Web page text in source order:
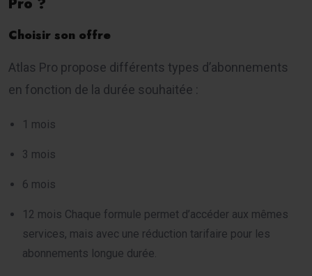
Choisir son offre
Atlas Pro propose différents types d’abonnements
en fonction de la durée souhaitée :
1 mois
3 mois
6 mois
12 mois Chaque formule permet d’accéder aux mêmes
services, mais avec une réduction tarifaire pour les
abonnements longue durée.